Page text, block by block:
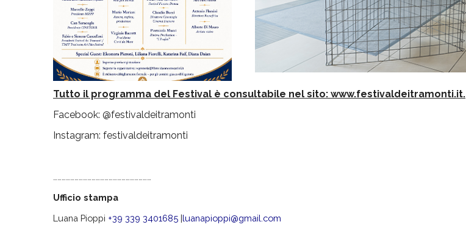
Tutto il programma del Festival è consultabile nel sito: www.festivaldeitramonti.it.
Facebook: @festivaldeitramonti
Instagram: festivaldeitramonti
Ufficio stampa
Luana Pioppi +39 339 3401685 |luanapioppi@gmail.com